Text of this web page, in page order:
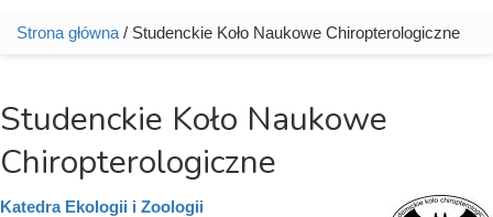
Jesteś tutaj
Strona główna / Studenckie Koło Naukowe Chiropterologiczne
Studenckie Koło Naukowe
Chiropterologiczne
Katedra Ekologii i Zoologii